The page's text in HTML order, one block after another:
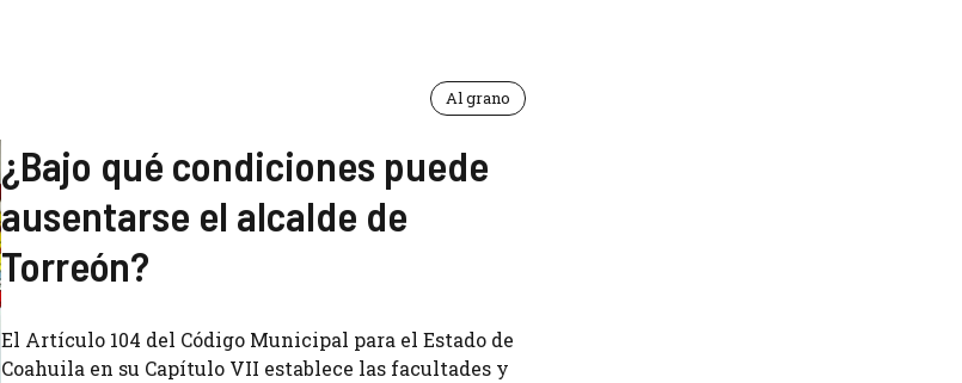
Al grano
¿Bajo qué condiciones puede
ausentarse el alcalde de
Torreón?
El Artículo 104 del Código Municipal para el Estado de
Coahuila en su Capítulo VII establece las facultades y